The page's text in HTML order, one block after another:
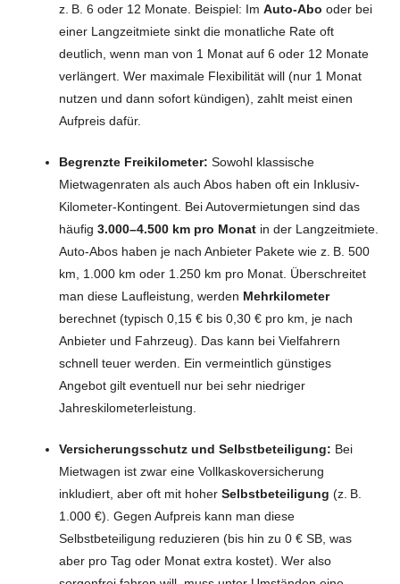
z. B. 6 oder 12 Monate. Beispiel: Im Auto-Abo oder bei
einer Langzeitmiete sinkt die monatliche Rate oft
deutlich, wenn man von 1 Monat auf 6 oder 12 Monate
verlängert. Wer maximale Flexibilität will (nur 1 Monat
nutzen und dann sofort kündigen), zahlt meist einen
Aufpreis dafür.
Begrenzte Freikilometer: Sowohl klassische
Mietwagenraten als auch Abos haben oft ein Inklusiv-
Kilometer-Kontingent. Bei Autovermietungen sind das
häufig 3.000–4.500 km pro Monat in der Langzeitmiete.
Auto-Abos haben je nach Anbieter Pakete wie z. B. 500
km, 1.000 km oder 1.250 km pro Monat. Überschreitet
man diese Laufleistung, werden Mehrkilometer
berechnet (typisch 0,15 € bis 0,30 € pro km, je nach
Anbieter und Fahrzeug). Das kann bei Vielfahrern
schnell teuer werden. Ein vermeintlich günstiges
Angebot gilt eventuell nur bei sehr niedriger
Jahreskilometerleistung.
Versicherungsschutz und Selbstbeteiligung: Bei
Mietwagen ist zwar eine Vollkaskoversicherung
inkludiert, aber oft mit hoher Selbstbeteiligung (z. B.
1.000 €). Gegen Aufpreis kann man diese
Selbstbeteiligung reduzieren (bis hin zu 0 € SB, was
aber pro Tag oder Monat extra kostet). Wer also